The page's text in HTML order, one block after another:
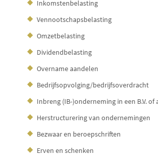
Inkomstenbelasting
Vennootschapsbelasting
Omzetbelasting
Dividendbelasting
Overname aandelen
Bedrijfsopvolging/bedrijfsoverdracht
Inbreng (IB-)onderneming in een B.V. of
Herstructurering van ondernemingen
Bezwaar en beroepschriften
Erven en schenken